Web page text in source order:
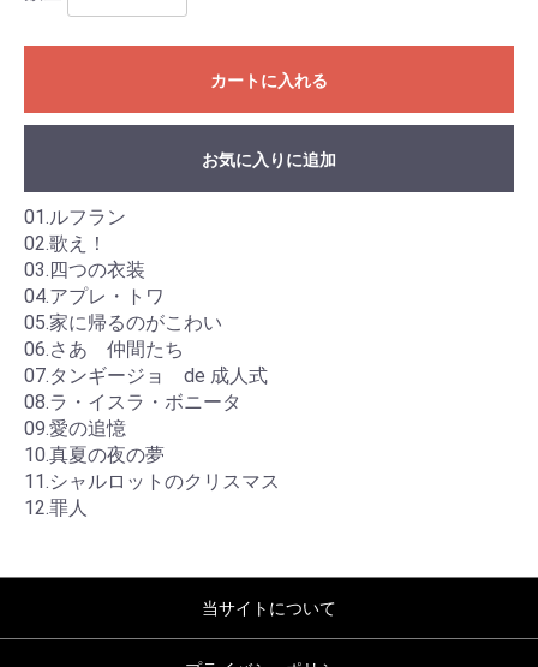
カートに入れる
お気に入りに追加
01.ルフラン
02.歌え！
03.四つの衣装
04.アプレ・トワ
05.家に帰るのがこわい
06.さあ 仲間たち
07.タンギージョ de 成人式
08.ラ・イスラ・ボニータ
09.愛の追憶
10.真夏の夜の夢
11.シャルロットのクリスマス
12.罪人
当サイトについて